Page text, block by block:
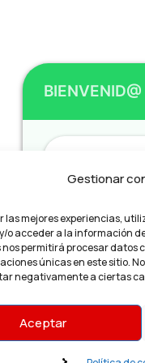
Gestionar
las mejores experiencias,
o acceder a la información
permitirá procesar datos
únicas en este sitio.
negativamente a ciertas
Aceptar
BIENVENID@
Regalalia
¿Necesitas
Urgente?
¿Cómo